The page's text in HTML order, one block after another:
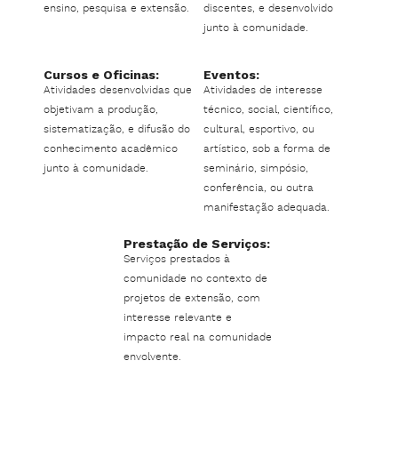
ensino, pesquisa e extensão.
discentes, e desenvolvido
junto à comunidade.
Cursos e Oficinas:
Atividades desenvolvidas que
objetivam a produção,
sistematização, e difusão do
conhecimento acadêmico
junto à comunidade.
Eventos:
Atividades de interesse
técnico, social, científico,
cultural, esportivo, ou
artístico, sob a forma de
seminário, simpósio,
conferência, ou outra
manifestação adequada.
Prestação de Serviços:
Serviços prestados à
comunidade no contexto de
projetos de extensão, com
interesse relevante e
impacto real na comunidade
envolvente.